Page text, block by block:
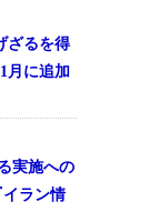
ざるを得
月に追加
実施への
ラン情